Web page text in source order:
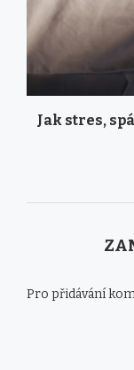
Jak stres,
Pro přidávání